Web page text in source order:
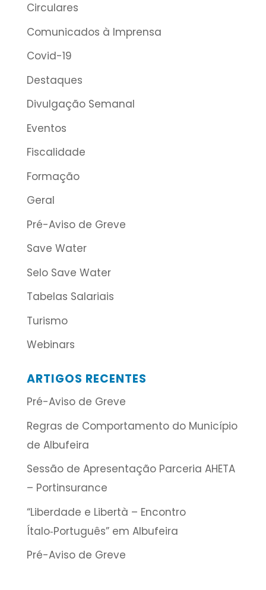
Circulares
Comunicados à Imprensa
Covid-19
Destaques
Divulgação Semanal
Eventos
Fiscalidade
Formação
Geral
Pré-Aviso de Greve
Save Water
Selo Save Water
Tabelas Salariais
Turismo
Webinars
ARTIGOS RECENTES
Pré-Aviso de Greve
Regras de Comportamento do Município
de Albufeira
Sessão de Apresentação Parceria AHETA
– Portinsurance
“Liberdade e Libertà – Encontro
Ítalo‑Português” em Albufeira
Pré-Aviso de Greve